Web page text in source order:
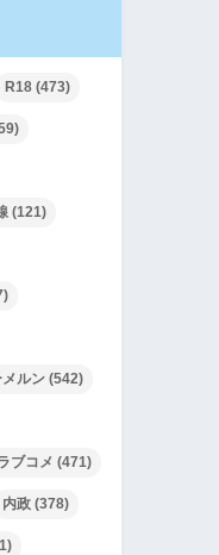
R18 (473)
(121)
ルン (542)
ブコメ (471)
内政 (378)